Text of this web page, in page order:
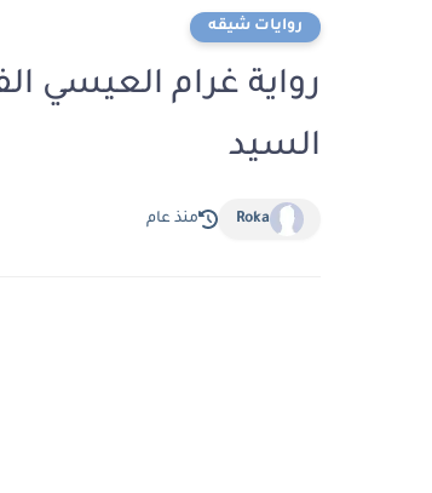
روايات شيقه
السيد
Roka منذ عام